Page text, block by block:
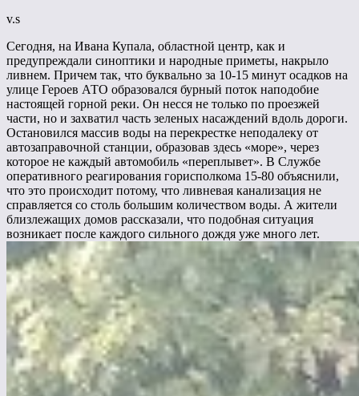
v.s
Сегодня, на Ивана Купала, областной центр, как и
предупреждали синоптики и народные приметы, накрыло
ливнем. Причем так, что буквально за 10-15 минут осадков на
улице Героев АТО образовался бурный поток наподобие
настоящей горной реки. Он несся не только по проезжей
части, но и захватил часть зеленых насаждений вдоль дороги.
Остановился массив воды на перекрестке неподалеку от
автозаправочной станции, образовав здесь «море», через
которое не каждый автомобиль «переплывет». В Службе
оперативного реагирования горисполкома 15-80 объяснили,
что это происходит потому, что ливневая канализация не
справляется со столь большим количеством воды. А жители
близлежащих домов рассказали, что подобная ситуация
возникает после каждого сильного дождя уже много лет.